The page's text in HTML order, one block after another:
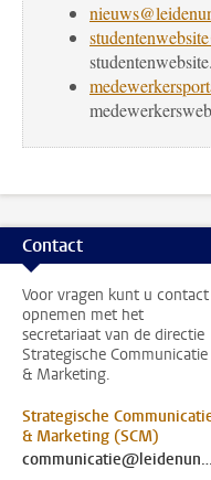
studentenwebsite.
Contact
Voor vragen kunt u contact
opnemen met het
secretariaat van de directie
Strategische Communicatie
& Marketing.
Strategische
& Marketing (SCM)
communicatie@leidenuniv.nl